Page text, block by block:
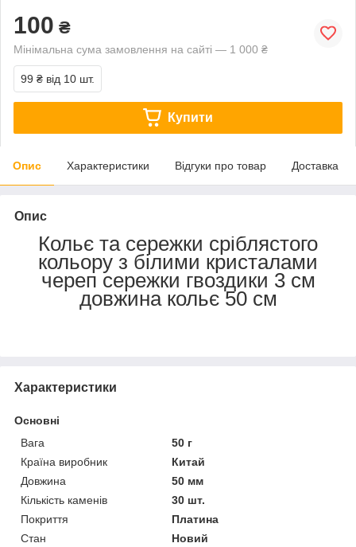
100 ₴
Мінімальна сума замовлення на сайті — 1 000 ₴
99 ₴ від 10 шт.
Купити
Опис Характеристики Відгуки про товар Доставка
Опис
Кольє та сережки сріблястого
кольору з білими кристалами
череп сережки гвоздики 3 см
довжина кольє 50 см
Характеристики
Основні
Вага
50 г
Країна виробник
Китай
Довжина
50 мм
Кількість каменів
30 шт.
Покриття
Платина
Стан
Новий